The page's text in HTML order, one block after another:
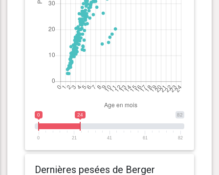
82
0 24
0 21 41 61 82
Dernières pesées de Berger